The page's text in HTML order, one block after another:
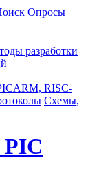
Опросы
разработки
ARM, RISC-
Схемы,